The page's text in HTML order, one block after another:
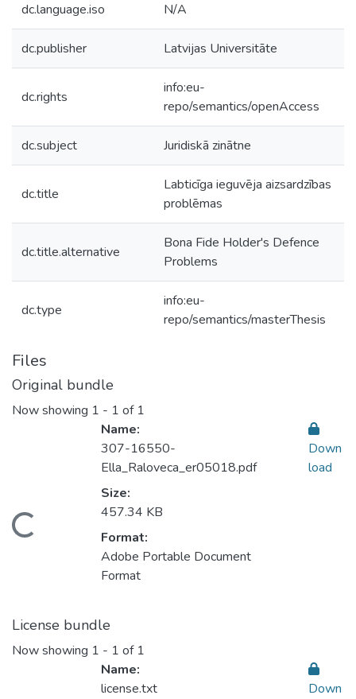
dc.language.iso N/A
dc.publisher Latvijas Universitāte
dc.rights
info:eu-
repo/semantics/openAccess
dc.subject Juridiskā zinātne
dc.title
Labticīga ieguvēja aizsardzības
problēmas
dc.title.alternative
Bona Fide Holder's Defence
Problems
dc.type
info:eu-
repo/semantics/masterThesis
Files
Original bundle
Now showing 1 - 1 of 1
Name:
307-16550-
Ella_Raloveca_er05018.pdf
Size:
457.34 KB
Format:
Adobe Portable Document
Format
Down
load
License bundle
Now showing 1 - 1 of 1
Name:
license.txt
Down